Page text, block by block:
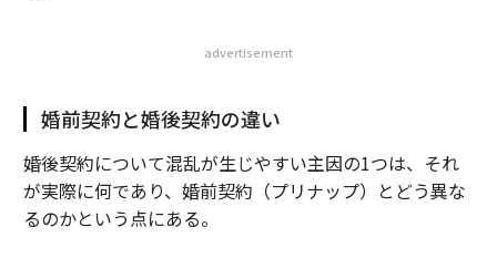
advertisement
婚前契約と婚後契約の違い
婚後契約について混乱が生じやすい主因の1つは、それ
が実際に何であり、婚前契約（プリナップ）とどう異な
るのかという点にある。